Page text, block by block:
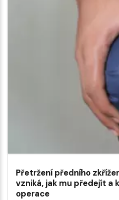
Přetržení předního
vzniká, jak mu předejít a
operace